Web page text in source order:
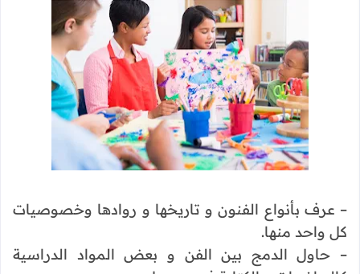
– عرف بأنواع الفنون و تاريخها و روادها وخصوصيات
كل واحد منها.
– حاول الدمج بين الفن و بعض المواد الدراسية